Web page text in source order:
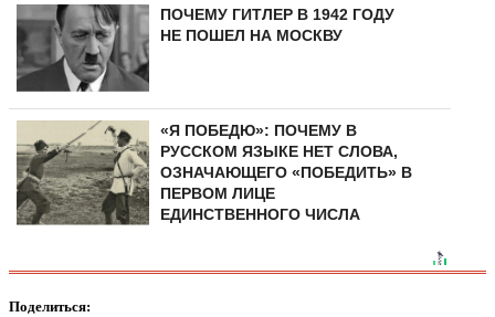
ПОЧЕМУ ГИТЛЕР В 1942 ГОДУ
НЕ ПОШЕЛ НА МОСКВУ
«Я ПОБЕДЮ»: ПОЧЕМУ В
РУССКОМ ЯЗЫКЕ НЕТ СЛОВА,
ОЗНАЧАЮЩЕГО «ПОБЕДИТЬ» В
ПЕРВОМ ЛИЦЕ
ЕДИНСТВЕННОГО ЧИСЛА
Поделиться: